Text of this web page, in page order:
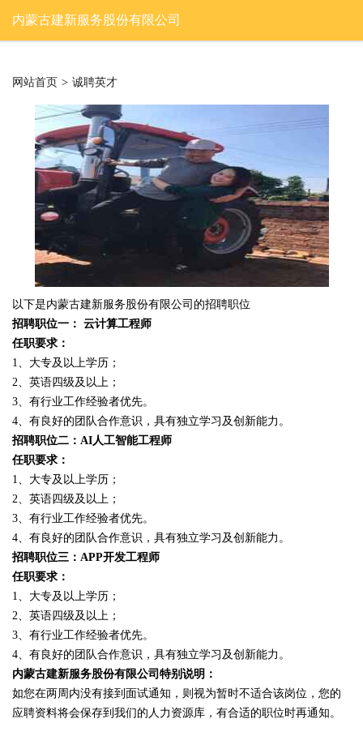
内蒙古建新服务股份有限公司
网站首页 > 诚聘英才
以下是内蒙古建新服务股份有限公司的招聘职位
招聘职位一： 云计算工程师
任职要求：
1、大专及以上学历；
2、英语四级及以上；
3、有行业工作经验者优先。
4、有良好的团队合作意识，具有独立学习及创新能力。
招聘职位二：AI人工智能工程师
任职要求：
1、大专及以上学历；
2、英语四级及以上；
3、有行业工作经验者优先。
4、有良好的团队合作意识，具有独立学习及创新能力。
招聘职位三：APP开发工程师
任职要求：
1、大专及以上学历；
2、英语四级及以上；
3、有行业工作经验者优先。
4、有良好的团队合作意识，具有独立学习及创新能力。
内蒙古建新服务股份有限公司特别说明：
如您在两周内没有接到面试通知，则视为暂时不适合该岗位，您的
应聘资料将会保存到我们的人力资源库，有合适的职位时再通知。